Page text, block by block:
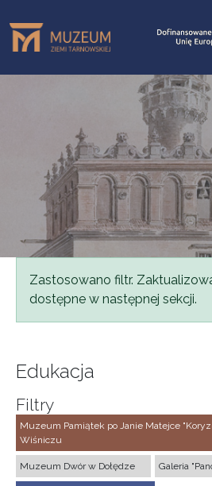
Komunikat
Zastosowano filtr.
dostępne w następnej sekcji.
Edukacja
Filtry
Muzeum Pamiątek po Janie Matejce
Wiśniczu
Muzeum Dwór w Dołędze Galeria